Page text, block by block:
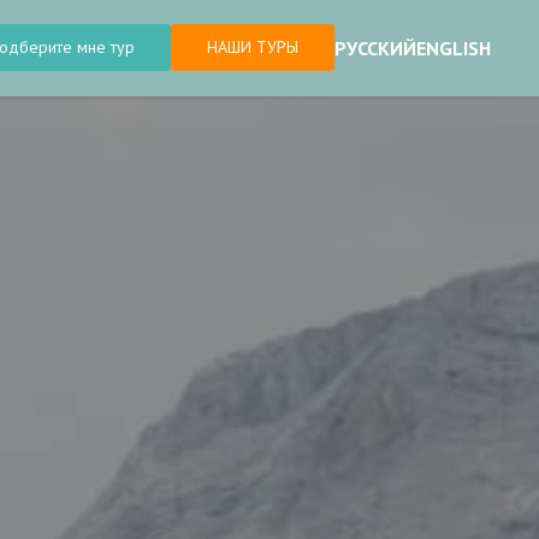
мне тур НАШИ ТУРЫ РУССКИЙENGLISH